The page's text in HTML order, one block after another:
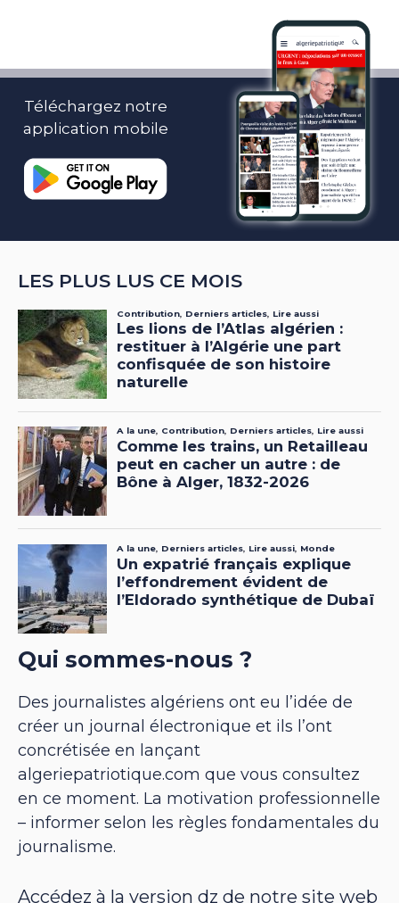
Téléchargez notre
application mobile
LES PLUS LUS CE MOIS
Qui sommes-nous ?
Des journalistes algériens ont eu l’idée de
créer un journal électronique et ils l’ont
concrétisée en lançant
algeriepatriotique.com que vous consultez
en ce moment. La motivation professionnelle
– informer selon les règles fondamentales du
journalisme.
Accédez à la version dz de notre site web